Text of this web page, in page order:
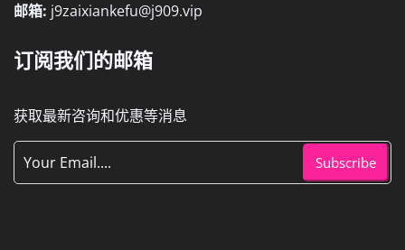
邮箱: j9zaixiankefu@j909.vip
订阅我们的邮箱
获取最新咨询和优惠等消息
Subscribe